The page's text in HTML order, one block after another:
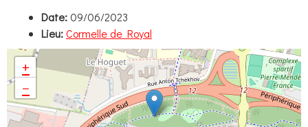
Date:09/06/2023
Lieu:Cormelle de Royal
+
−